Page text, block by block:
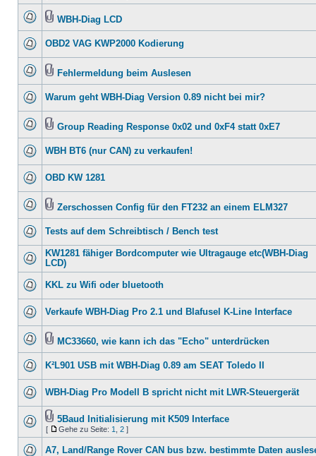
WBH-Diag LCD
OBD2 VAG KWP2000 Kodierung
Fehlermeldung beim Auslesen
Warum geht WBH-Diag Version 0.89 nicht bei mir?
Group Reading Response 0x02 und 0xF4 statt 0xE7
WBH BT6 (nur CAN) zu verkaufen!
OBD KW 1281
Zerschossen Config für den FT232 an einem ELM327
Tests auf dem Schreibtisch / Bench test
KW1281 fähiger Bordcomputer wie Ultragauge etc(WBH-Diag
LCD)
KKL zu Wifi oder bluetooth
Verkaufe WBH-Diag Pro 2.1 und Blafusel K-Line Interface
MC33660, wie kann ich das "Echo" unterdrücken
K²L901 USB mit WBH-Diag 0.89 am SEAT Toledo II
WBH-Diag Pro Modell B spricht nicht mit LWR-Steuergerät
5Baud Initialisierung mit K509 Interface
[ Gehe zu Seite: 1 2 ]
A7, Land/Range Rover CAN bus bzw. bestimmte Daten